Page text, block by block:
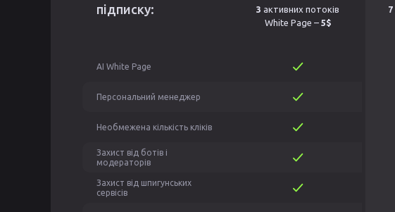
підписку:
AI White Page
Персональний менеджер
Необмежена кількість кліків
Захист від ботів і
модераторів
Захист від шпигунських
сервісів
3 активних потоків
White Page – 5$
7